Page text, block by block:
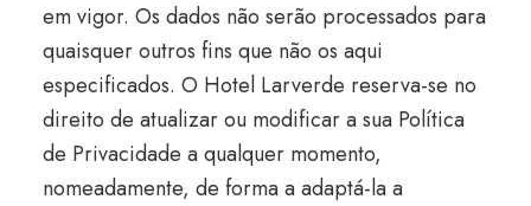
em vigor. Os dados não serão processados para
quaisquer outros fins que não os aqui
especificados. O Hotel Larverde reserva-se no
direito de atualizar ou modificar a sua Política
de Privacidade a qualquer momento,
nomeadamente, de forma a adaptá-la a